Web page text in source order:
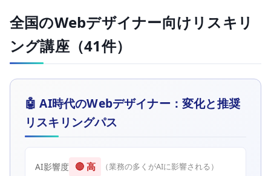
全国のWebデザイナー向けリスキリ
ング講座（41件）
🤖 AI時代のWebデザイナー：変化と推奨
リスキリングパス
AI影響度 🔴 高 （業務の多くがAIに影響される）